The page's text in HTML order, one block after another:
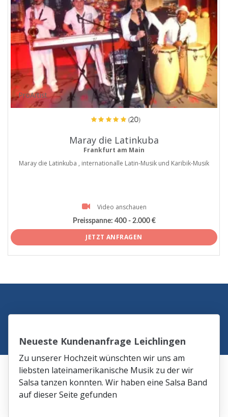
ProArtist
(20)
Maray die Latinkuba
Frankfurt am Main
Maray die Latinkuba , internationalle Latin-Musik und Karibik-Musik
Video anschauen
Preisspanne: 400 - 2.000 €
JETZT ANFRAGEN
Neueste Kundenanfrage Leichlingen
Zu unserer Hochzeit wünschten wir uns am
liebsten lateinamerikanische Musik zu der wir
Salsa tanzen konnten. Wir haben eine Salsa Band
auf dieser Seite gefunden